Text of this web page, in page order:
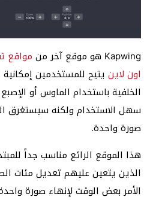
Kapwing هو موقع آخر من
مواقع
اون لاين يتيح للمستخدمين
الخلفية باستخدام الماوس أو
سهل الاستخدام ولكنه سيستغرق
صورة واحدة.
هذا الموقع الرائع مناسب جداً
الذين يتعين عليهم تعديل مئات
الأمر بعض الوقت لإنهاء صورة